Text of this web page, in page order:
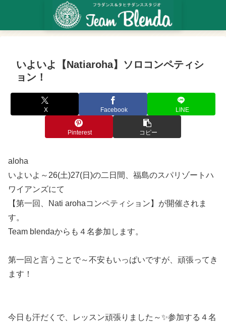
いよいよ【Natiaroha】ソロコンペティシ
ョン！
X Facebook LINE
Pinterest コピー
aloha
いよいよ～26(土)27(日)の二日間、福島のスパリゾートハ
ワイアンズにて
【第一回、Nati arohaコンペティション】が開催されま
す。
Team blendaからも４名参加します。
第一回と言うことで～不安もいっぱいですが、頑張ってき
ます！
今日も汗だくで、レッスン頑張りました～✨参加する４名